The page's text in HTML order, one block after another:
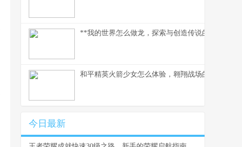
**我的世界怎么做龙，探索与创造传说的征途**
和平精英火箭少女怎么体验，翱翔战场的粉色梦境
今日最新